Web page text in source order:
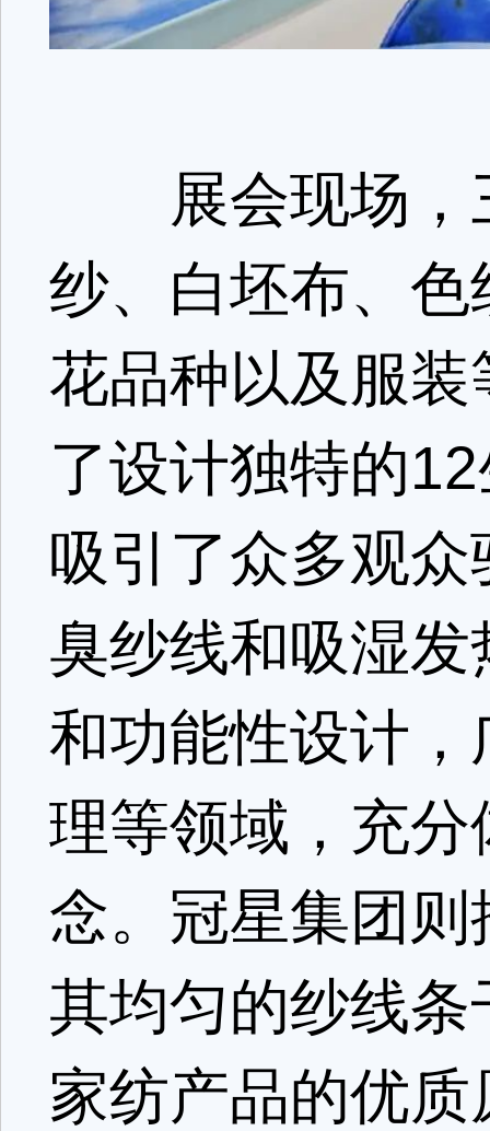
展会现场，
纱、白坯布、
花品种以及服
了设计独特的
吸引了众多观
臭纱线和吸湿
和功能性设计
理等领域，充
念。冠星集团
其均匀的纱线
家纺产品的优